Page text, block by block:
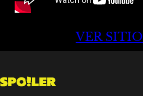
VER SITIO